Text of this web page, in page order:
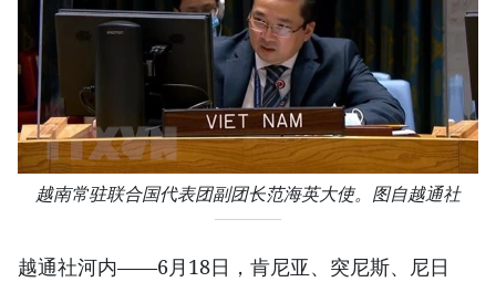
越南常驻联合国代表团副团长范海英大使。图自越通社
越通社河内——6月18日，肯尼亚、突尼斯、尼日